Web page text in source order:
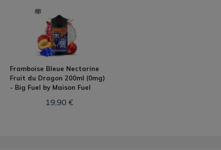
Framboise Bleue Nectarine
Fruit du Dragon 200ml (0mg)
- Big Fuel by Maison Fuel
19,90 €